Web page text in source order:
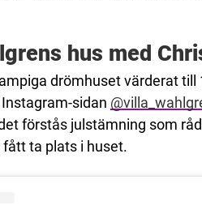
hus med
drömhuset värderat till
sidan
förstås julstämning som
fått ta plats i huset.